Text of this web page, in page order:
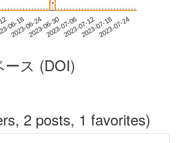
06-18
2023-06-242023-06-302023-07-062023-07-122023-07-182023-07-24
*
*
ス (DOI)
2 posts, 1 favorites)